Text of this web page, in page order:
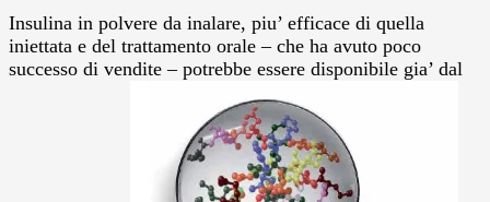
Insulina in polvere da inalare, piu’ efficace di quella
iniettata e del trattamento orale – che ha avuto poco
successo di vendite – potrebbe essere disponibile gia’ dal